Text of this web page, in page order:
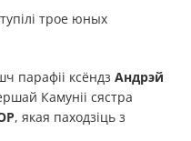
трое юных
парафіі ксёндз Андрэй
Камуніі сястра
, якая паходзіць з